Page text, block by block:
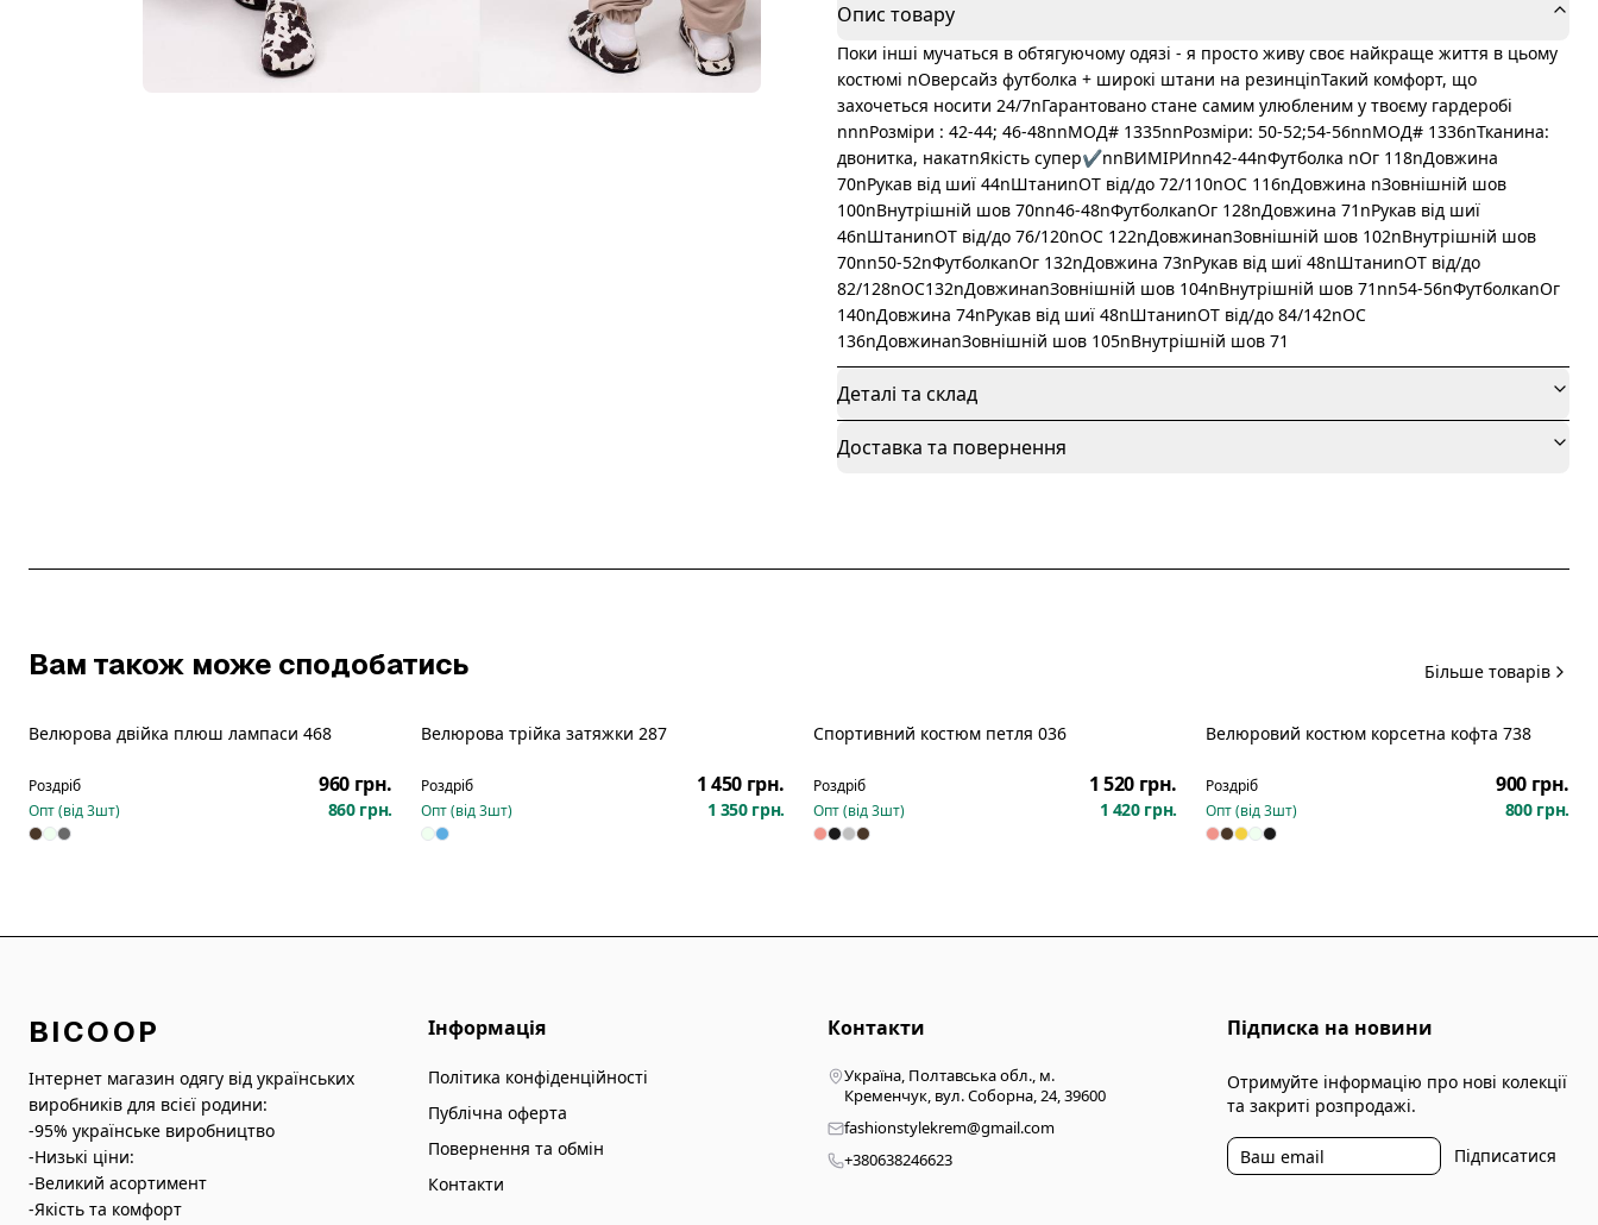
Опис товару
Поки інші мучаться в обтягуючому одязі - я просто живу своє найкраще життя в цьому
костюмі nОверсайз футболка + широкі штани на резинціnТакий комфорт, що
захочеться носити 24/7nГарантовано стане самим улюбленим у твоєму гардеробі
nnnРозміри : 42-44; 46-48nnМОД# 1335nnРозміри: 50-52;54-56nnМОД# 1336nТканина:
двонитка, накатnЯкість супер✔️nnВИМІРИnn42-44nФутболка nОг 118nДовжина
70nРукав від шиї 44nШтаниnОТ від/до 72/110nОС 116nДовжина nЗовнішній шов
100nВнутрішній шов 70nn46-48nФутболкаnОг 128nДовжина 71nРукав від шиї
46nШтаниnОТ від/до 76/120nОС 122nДовжинаnЗовнішній шов 102nВнутрішній шов
70nn50-52nФутболкаnОг 132nДовжина 73nРукав від шиї 48nШтаниnОТ від/до
82/128nОС132nДовжинаnЗовнішній шов 104nВнутрішній шов 71nn54-56nФутболкаnОг
140nДовжина 74nРукав від шиї 48nШтаниnОТ від/до 84/142nОС
136nДовжинаnЗовнішній шов 105nВнутрішній шов 71
Деталі та склад
Доставка та повернення
Вам також може сподобатись Більше товарів
Новинка
Велюрова двійка плюш лампаси 468
Роздріб 960 грн.
Опт (від3шт) 860 грн.
Новинка
Велюрова трійка затяжки 287
Роздріб 1 450 грн.
Опт (від3шт) 1 350 грн.
Новинка
Спортивний костюм петля 036
Роздріб 1 520 грн.
Опт (від3шт) 1 420 грн.
Новинка
Велюровий костюм корсетна кофта 738
Роздріб 900 грн.
Опт (від3шт) 800 грн.
BICOOP
Інтернет магазин одягу від українських
виробників для всієї родини:
-95% українське виробництво
-Низькі ціни:
-Великий асортимент
-Якість та комфорт
Інформація
Політика конфіденційності
Публічна оферта
Повернення та обмін
Контакти
Контакти
Україна, Полтавська обл., м.
Кременчук, вул. Соборна, 24, 39600
fashionstylekrem@gmail.com
+380638246623
Підписка на новини
Отримуйте інформацію про нові колекції
та закриті розпродажі.
Підписатися